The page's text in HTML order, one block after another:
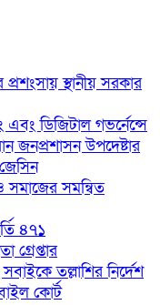
প্রশংসায় স্থানীয় সরকার
এবং ডিজিটাল গভর্নেন্সে
জনপ্রশাসন উপদেষ্টার
সমাজের সমন্বিত
৪৭১
গ্রেপ্তার
তল্লাশির নির্দেশ
কোর্ট